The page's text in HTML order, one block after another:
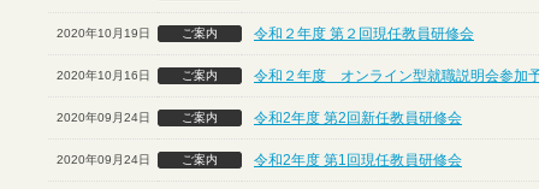
2020年10月19日 ご案内 令和２年度 第２回現任教員研修会
2020年10月16日 ご案内 令和２年度 オンライン型就職説明会参加
2020年09月24日 ご案内 令和2年度 第2回新任教員研修会
2020年09月24日 ご案内 令和2年度 第1回現任教員研修会